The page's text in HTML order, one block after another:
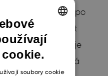
dotací po
jestli daný projekt
A to se sleduje
které trvá
ENGLISH
CZECH
SLOVAK
soubory cookie